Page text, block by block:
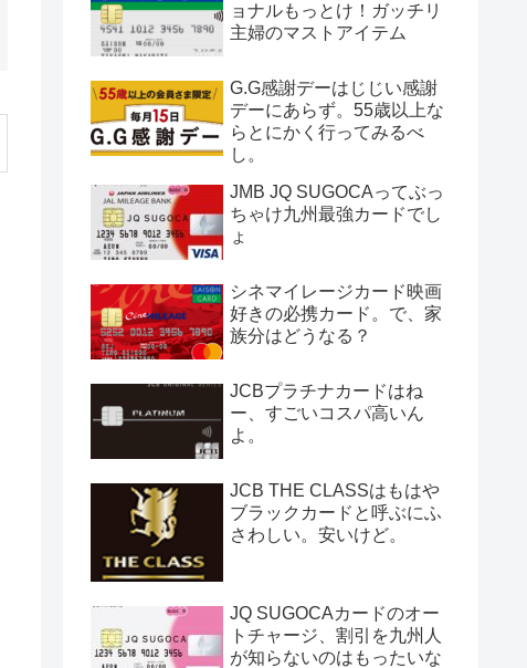
ョナルもっとけ！ガッチリ
主婦のマストアイテム
G.G感謝デーはじじい感謝
デーにあらず。55歳以上な
らとにかく行ってみるべ
し。
JMB JQ SUGOCAってぶっ
ちゃけ九州最強カードでし
ょ
シネマイレージカード映画
好きの必携カード。で、家
族分はどうなる？
JCBプラチナカードはね
ー、すごいコスパ高いん
よ。
JCB THE CLASSはもはや
ブラックカードと呼ぶにふ
さわしい。安いけど。
JQ SUGOCAカードのオー
トチャージ、割引を九州人
が知らないのはもったいな